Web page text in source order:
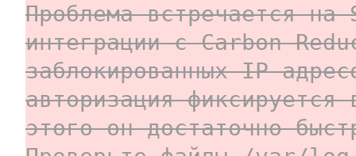
Проблема встречается
интеграции с Carbon
заблокированных IP-
авторизация
этого он достаточно